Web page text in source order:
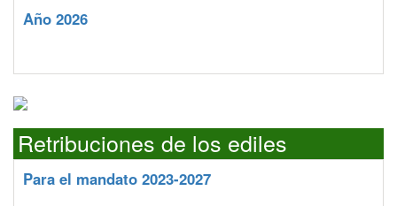
Año 2026
Retribuciones de los ediles
Para el mandato 2023-2027